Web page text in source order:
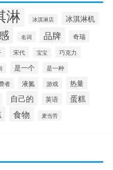
淋 冰淇淋店 冰淇淋机
名词 品牌 奇瑞
宋代 宝宝 巧克力
是一个 是一种
者 液氮 游戏 热量
自己的 英语 蛋糕
食物 麦当劳